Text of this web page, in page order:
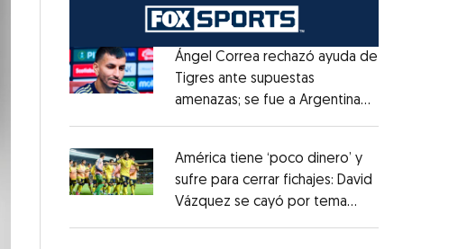
Opens in new window
Ángel Correa rechazó ayuda de
Tigres ante supuestas
amenazas; se fue a Argentina
Opens in new window
América tiene ‘poco dinero’ y
sufre para cerrar fichajes: David
Vázquez se cayó por tema